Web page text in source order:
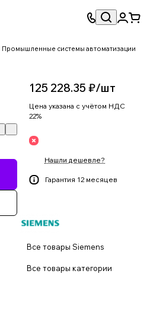
Промышленные системы автоматизации
125 228.35 ₽/шт
Цена указана с учётом НДС
22%
Нашли дешевле?
Гарантия 12 месяцев
Все товары Siemens
Все товары категории